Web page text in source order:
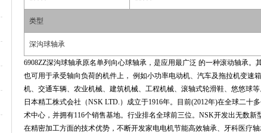
类型
深沟球轴承
6908ZZ深沟球轴承原名单列向心球轴承，是应用最广泛 的一种滚动轴承
也可用于承受轴向负荷的机件上， 例如小功率电动机、汽车及拖拉机变
机、交通车辆、农业机械、建筑机械、工程机械、滚轴式轮滑鞋、悠悠球等
日本精工株式会社（NSK LTD.）成立于1916年。目前(2012年)在全球二
术中心，并拥有116个销售基地。行业排名全球前三位。NSK开发出无数
在精密加工方面的技术优势，不断开发家电电机节能高效轴承、牙科医疗